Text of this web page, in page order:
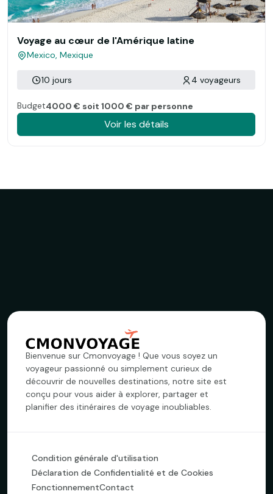
Voyage au cœur de l'Amérique latine
Mexico, Mexique
10 jours 4 voyageurs
Budget4000 € soit 1000 € par personne
Voir les détails
Bienvenue sur Cmonvoyage ! Que vous soyez un
voyageur passionné ou simplement curieux de
découvrir de nouvelles destinations, notre site est
conçu pour vous aider à explorer, partager et
planifier des itinéraires de voyage inoubliables.
Condition générale d'utilisation
Déclaration de Confidentialité et de Cookies
FonctionnementContact